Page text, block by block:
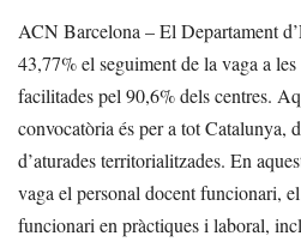
ACN Barcelona – El Departament
43,77% el seguiment de la vaga a
facilitades pel 90,6% dels centres.
convocatòria és per a tot Catalunya,
d’aturades territorialitzades. En
vaga el personal docent funcionari,
funcionari en pràctiques i laboral,